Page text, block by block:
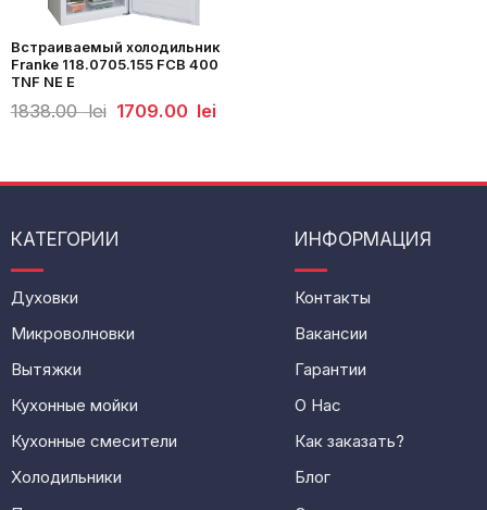
Встраиваемый холодильник
Franke 118.0705.155 FCB 400
TNF NE E
1838.00lei Первоначальная
цена
1709.00 leiТекущая
цена:
КАТЕГОРИИ
Духовки
Микроволновки
Вытяжки
Кухонные мойки
Кухонные смесители
Холодильники
ИНФОРМАЦИЯ
Контакты
Вакансии
Гарантии
О Нас
Как заказать?
Блог